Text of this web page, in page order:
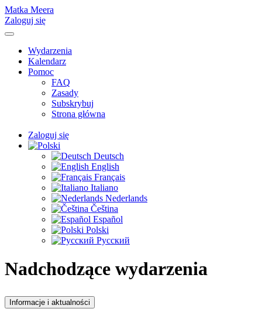
Matka Meera
Zaloguj się
Wydarzenia
Kalendarz
Pomoc
FAQ
Zasady
Subskrybuj
Strona główna
Zaloguj się
Deutsch
English
Français
Italiano
Nederlands
Čeština
Español
Polski
Русский
Nadchodzące wydarzenia
Informacje i aktualności